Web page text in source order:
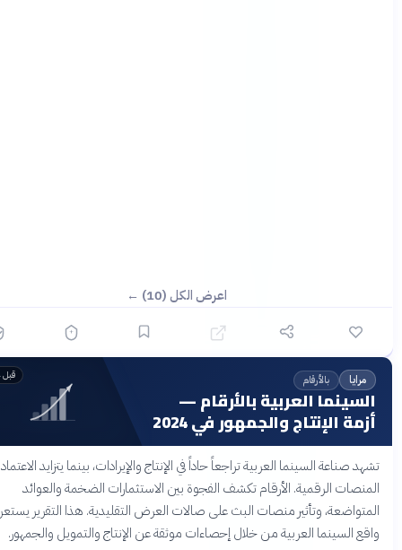
اعرض الكل (10) ←
بالأرقام
العربية بالأرقام —
الإنتاج والجمهور في 2024
صناعة السينما العربية تراجعاً حاداً في الإنتاج والإيرادات، بينما يتزايد الاعتماد على
الرقمية. الأرقام تكشف الفجوة بين الاستثمارات الضخمة والعوائد
وتأثير منصات البث على صالات العرض التقليدية. هذا التقرير يستعرض
السينما العربية من خلال إحصاءات موثقة عن الإنتاج والتمويل والجمهور.